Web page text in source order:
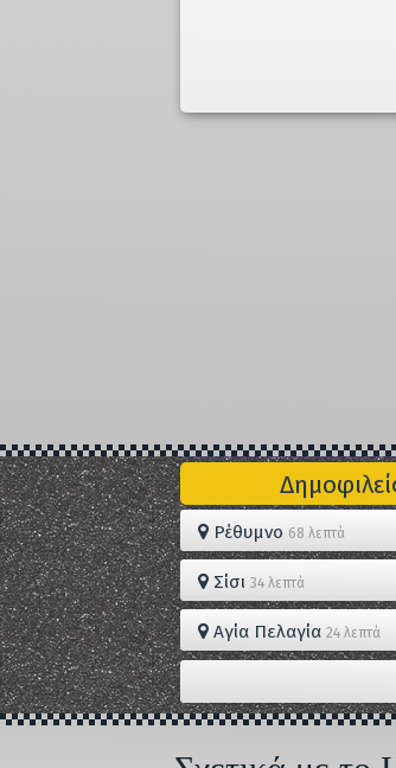
Ρέθυμνο 68 λεπτά
Σίσι34 λεπτά
Αγία Πελαγία24 λεπτά